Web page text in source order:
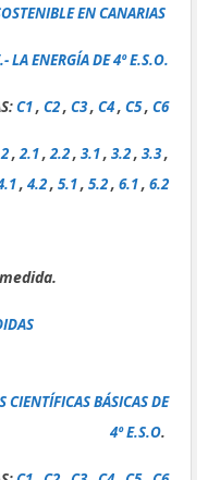
EN CANARIAS
LA ENERGÍA DE 4º E.S.O.
C1, C2, C3, C4, C5, C6
,2.1,2.2, 3.1, 3.2, 3.3,
, 4.2, 5.1, 5.2, 6.1, 6.2
CIENTÍFICAS BÁSICAS DE
4º E.S.O.